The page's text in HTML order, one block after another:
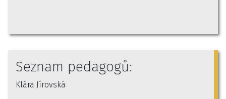
Seznam pedagogů:
Klára Jírovská